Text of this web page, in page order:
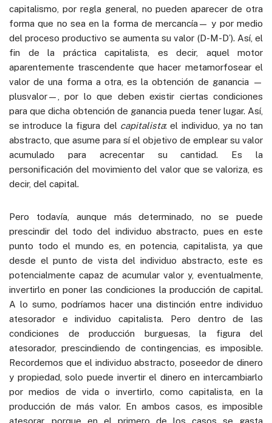
capitalismo, por regla general, no pueden aparecer de otra
forma que no sea en la forma de mercancía— y por medio
del proceso productivo se aumenta su valor (D-M-D’). Así, el
fin de la práctica capitalista, es decir, aquel motor
aparentemente trascendente que hacer metamorfosear el
valor de una forma a otra, es la obtención de ganancia —
plusvalor—, por lo que deben existir ciertas condiciones
para que dicha obtención de ganancia pueda tener lugar. Así,
se introduce la figura del capitalista: el individuo, ya no tan
abstracto, que asume para sí el objetivo de emplear su valor
acumulado para acrecentar su cantidad. Es la
personificación del movimiento del valor que se valoriza, es
decir, del capital.
Pero todavía, aunque más determinado, no se puede
prescindir del todo del individuo abstracto, pues en este
punto todo el mundo es, en potencia, capitalista, ya que
desde el punto de vista del individuo abstracto, este es
potencialmente capaz de acumular valor y, eventualmente,
invertirlo en poner las condiciones la producción de capital.
A lo sumo, podríamos hacer una distinción entre individuo
atesorador e individuo capitalista. Pero dentro de las
condiciones de producción burguesas, la figura del
atesorador, prescindiendo de contingencias, es imposible.
Recordemos que el individuo abstracto, poseedor de dinero
y propiedad, solo puede invertir el dinero en intercambiarlo
por medios de vida o invertirlo, como capitalista, en la
producción de más valor. En ambos casos, es imposible
atesorar, porque en el primero de los casos se gasta